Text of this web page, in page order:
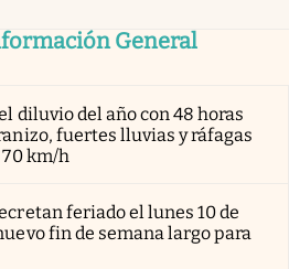
General
diluvio del año con 48 horas
fuertes lluvias y ráfagas
70 km/h
feriado el lunes 10 de
fin de semana largo para